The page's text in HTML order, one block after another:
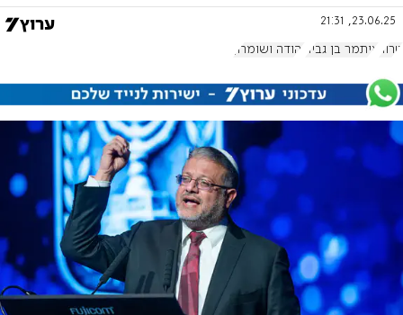
23.06.25, 21:31
טרור איתמר בן גביר יהודה ושומרון